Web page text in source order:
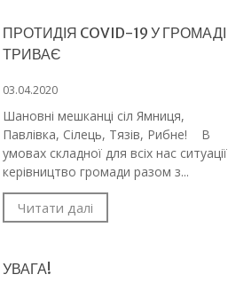
ПРОТИДІЯ COVID-19 У ГРОМАДІ
ТРИВАЄ
03.04.2020
Шановні мешканці сіл Ямниця,
Павлівка, Сілець, Тязів, Рибне! В
умовах складної для всіх нас ситуації
керівництво громади разом з...
Читати далі
УВАГА!